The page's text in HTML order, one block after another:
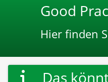
Good
Hier finden
Das